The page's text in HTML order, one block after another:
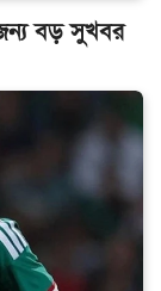
বড় সুখবর